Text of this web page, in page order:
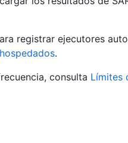
registrar ejecutores
.
consulta Límites